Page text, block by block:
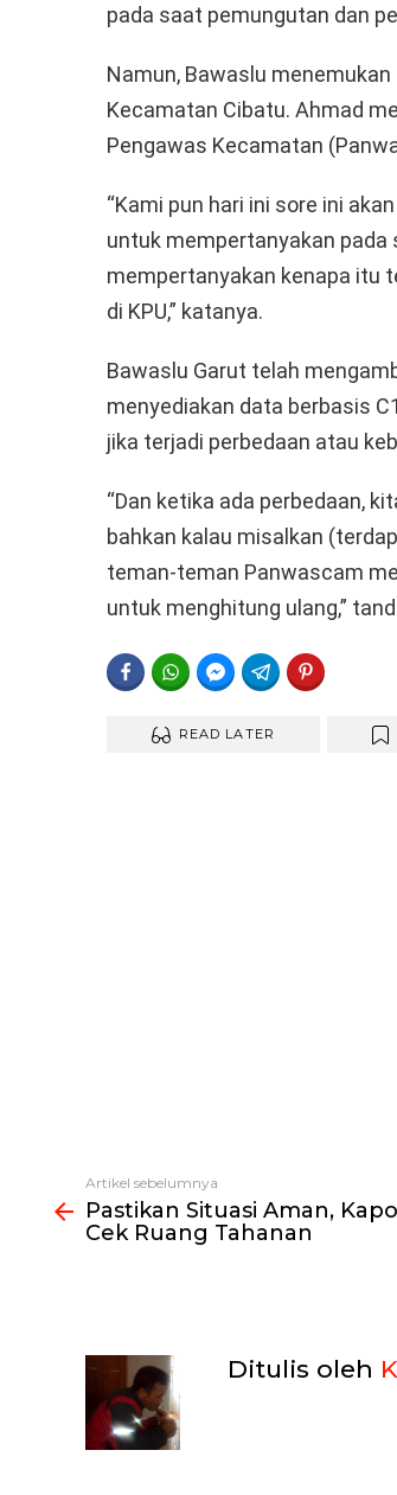
pada saat pemungutan dan
Namun, Bawaslu
Kecamatan Cibatu. Ahmad
Pengawas Kecamatan
“Kami pun hari ini sore ini
untuk mempertanyakan pada
mempertanyakan kenapa itu
di KPU,” katanya.
Bawaslu Garut telah
menyediakan data berbasis
jika terjadi perbedaan atau
“Dan ketika ada perbedaan,
bahkan kalau misalkan
teman-teman Panwascam
untuk menghitung ulang,”
FACEBOOKWHATSAPPFACEBOOK
TELEGRAM
READ LATER
Lihat
selengkapnya
Artikel sebelumnya
Pastikan Situasi Aman,
Cek Ruang Tahanan
Ditulis oleh